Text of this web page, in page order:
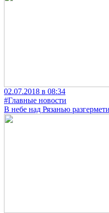
02.07.2018 в 08:34
#Главные новости
В небе над Рязанью